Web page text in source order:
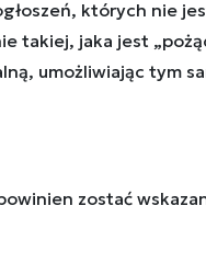
których nie
takiej, jaka jest
umożliwiając tym
zostać